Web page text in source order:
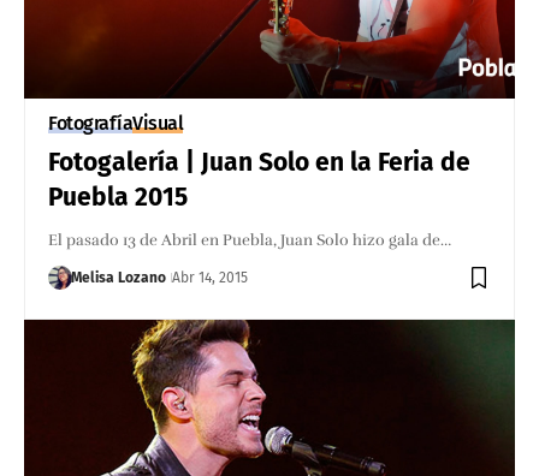
FotografíaVisual
Fotogalería | Juan Solo en la Feria de
Puebla 2015
El pasado 13 de Abril en Puebla, Juan Solo hizo gala de…
Melisa Lozano Abr 14, 2015